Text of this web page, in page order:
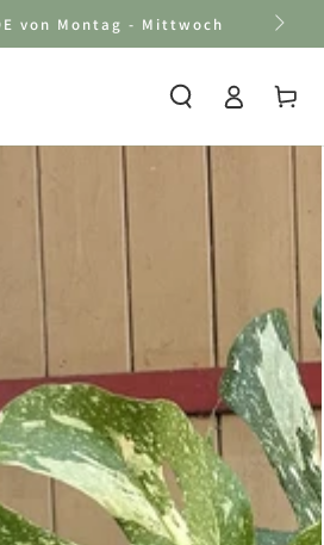
von Montag - Mittwoch
Einloggen